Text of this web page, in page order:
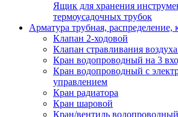
Ящик для хранения
термоусадочных трубок
Арматура трубная, распределение,
Клапан 2-ходовой
Клапан стравливания
Кран водопроводный на 3
Кран водопроводный с
управлением
Кран радиатора
Кран шаровой
Кран/вентиль водопроводный